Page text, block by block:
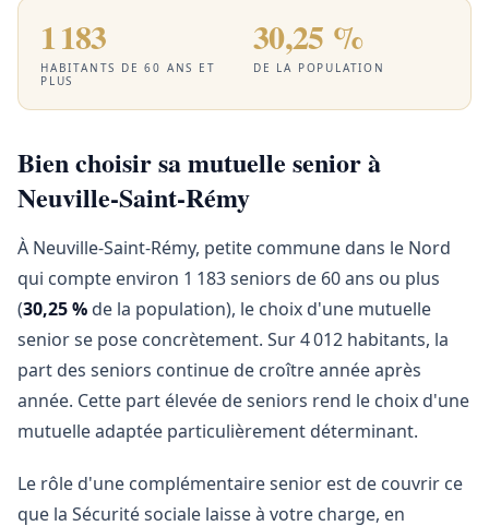
1 183
HABITANTS DE 60 ANS ET
PLUS
30,25 %
DE LA POPULATION
Bien choisir sa mutuelle senior à
Neuville-Saint-Rémy
À Neuville-Saint-Rémy, petite commune dans le Nord
qui compte environ 1 183 seniors de 60 ans ou plus
(30,25 % de la population), le choix d'une mutuelle
senior se pose concrètement. Sur 4 012 habitants, la
part des seniors continue de croître année après
année. Cette part élevée de seniors rend le choix d'une
mutuelle adaptée particulièrement déterminant.
Le rôle d'une complémentaire senior est de couvrir ce
que la Sécurité sociale laisse à votre charge, en